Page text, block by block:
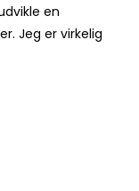
en
Jeg er virkelig